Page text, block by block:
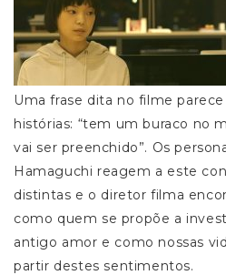
Uma frase dita no filme
histórias: “tem um buraco no
vai ser preenchido”. Os
Hamaguchi reagem a este
distintas e o diretor filma
como quem se propõe a
antigo amor e como nossas
partir destes sentimentos.